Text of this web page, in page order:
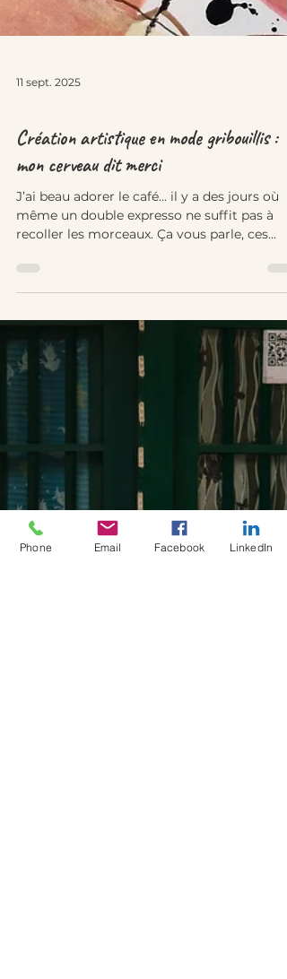
11 sept. 2025
Création artistique en mode gribouillis :
mon cerveau dit merci
J’ai beau adorer le café… il y a des jours où
même un double expresso ne suffit pas à
journées où on se réveille avec le cerveau en
mode brainstorming sauvage, le cœur un
peu en vrac, et cette sensation étrange
d’avoir couru un marathon dans ses rêves —
sans avoir touché terre une seule fois ? Bref.
L’inconscient fait la java. Mes nuits sont
agitées d’images en ce moment ! La
? Des plans d’architecte sur une table basse,
un s
Phone Email Facebook LinkedIn